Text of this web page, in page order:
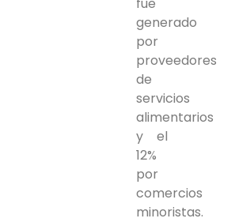
generado
por
proveedores
de
servicios
alimentarios
y el
12%
por
comercios
minoristas.